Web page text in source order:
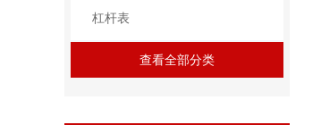
杠杆表
查看全部分类